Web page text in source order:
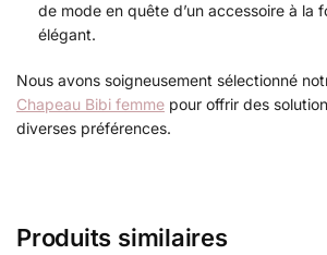
de mode en quête d’un accessoire à la
élégant.
Nous avons soigneusement sélectionné
Chapeau Bibi femme pour offrir des
diverses préférences.
Produits similaires